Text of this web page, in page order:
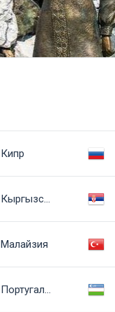
Кипр
Малайзия